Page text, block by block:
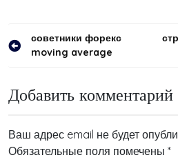
Навигация
советники форекс
moving average
Добавить комментарий
Ваш адрес email не будет
Обязательные поля помечены *